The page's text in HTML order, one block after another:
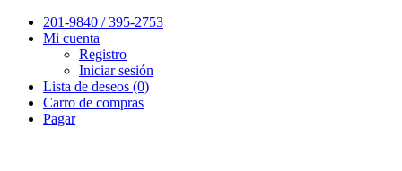
201-9840 / 395-2753
Mi cuenta
Registro
Iniciar sesión
Lista de deseos (0)
Carro de compras
Pagar